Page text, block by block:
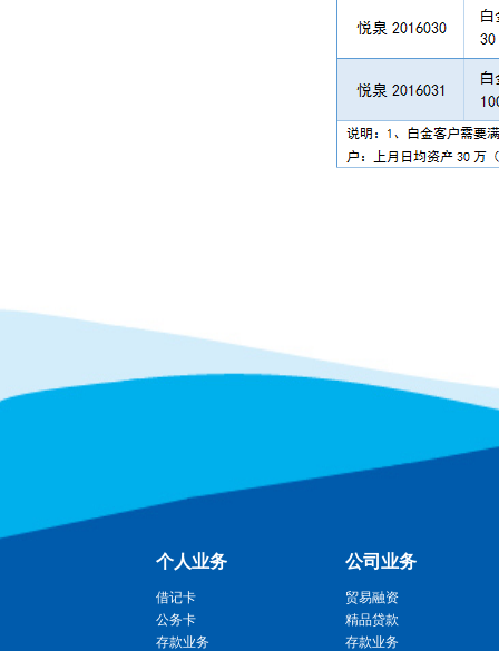
个人业务
借记卡
公务卡
存款业务
公司业务
贸易融资
精品贷款
存款业务